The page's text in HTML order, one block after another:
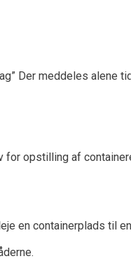
Der meddeles alene
opstilling af
en containerplads til